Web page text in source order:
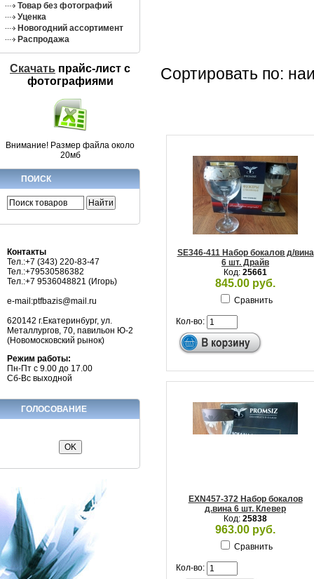
Товар без фотографий
Уценка
Новогодний ассортимент
Распродажа
Скачать прайс-лист c
фотографиями
Внимание! Размер файла около
20мб
ПОИСК
Контакты
Тел.:+7 (343) 220-83-47
Тел.:+79530586382
Тел.:+7 9536048821 (Игорь)
e-mail:ptfbazis@mail.ru
620142 г.Екатеринбург, ул.
Металлургов, 70, павильон Ю-2
(Новомосковский рынок)
Режим работы:
Пн-Пт с 9.00 до 17.00
Сб-Вс выходной
ГОЛОСОВАНИЕ
Сортировать по:
SE346-411 Набор бокалов д/вина
6 шт. Драйв
Код: 25661
845.00 руб.
Сравнить
Кол-во:
EXN457-372 Набор бокалов
д.вина 6 шт. Клевер
Код: 25838
963.00 руб.
Сравнить
Кол-во: